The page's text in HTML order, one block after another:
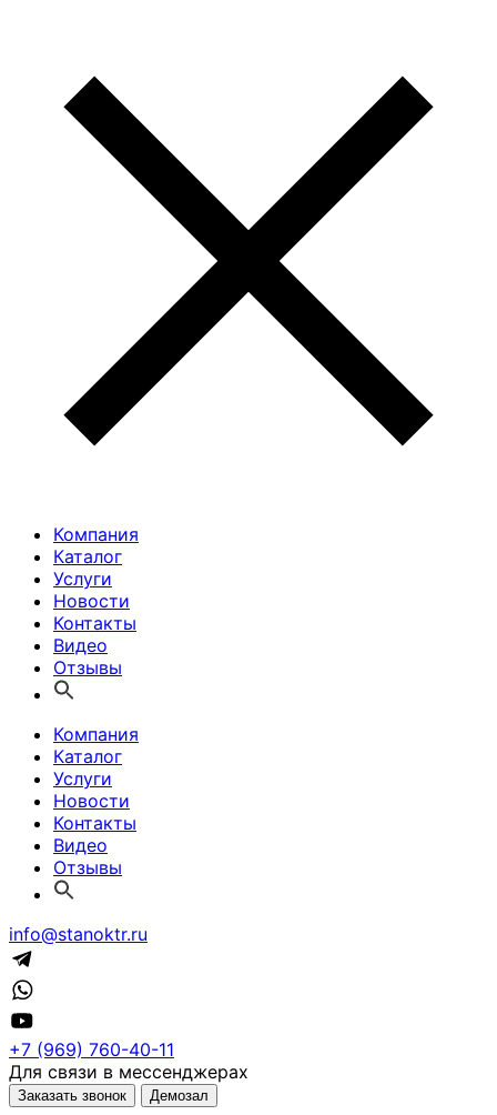
Компания
Каталог
Услуги
Новости
Контакты
Видео
Отзывы
Компания
Каталог
Услуги
Новости
Контакты
Видео
Отзывы
info@stanoktr.ru
+7 (969) 760-40-11
Для связи в мессенджерах
Заказать звонок Демозал